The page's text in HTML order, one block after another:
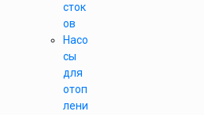
сток
ов
Насо
сы
для
отоп
лени